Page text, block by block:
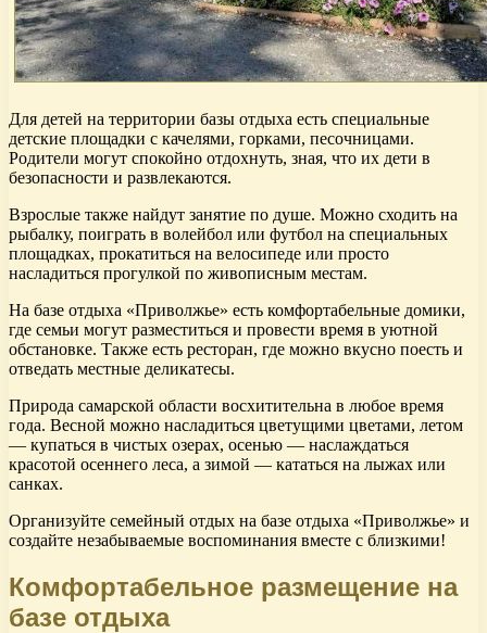
Для детей на территории базы отдыха есть специальные
детские площадки с качелями, горками, песочницами.
Родители могут спокойно отдохнуть, зная, что их дети в
безопасности и развлекаются.
Взрослые также найдут занятие по душе. Можно сходить на
рыбалку, поиграть в волейбол или футбол на специальных
площадках, прокатиться на велосипеде или просто
насладиться прогулкой по живописным местам.
На базе отдыха «Приволжье» есть комфортабельные домики,
где семьи могут разместиться и провести время в уютной
обстановке. Также есть ресторан, где можно вкусно поесть и
отведать местные деликатесы.
Природа самарской области восхитительна в любое время
года. Весной можно насладиться цветущими цветами, летом
— купаться в чистых озерах, осенью — наслаждаться
красотой осеннего леса, а зимой — кататься на лыжах или
санках.
Организуйте семейный отдых на базе отдыха «Приволжье» и
создайте незабываемые воспоминания вместе с близкими!
Комфортабельное размещение на
базе отдыха